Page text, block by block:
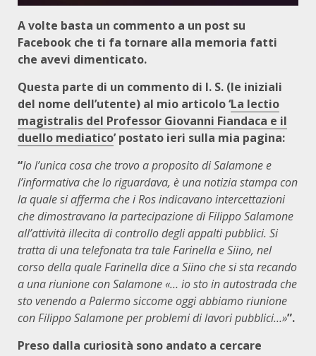
A volte basta un commento a un post su
Facebook che ti fa tornare alla memoria fatti
che avevi dimenticato.
Questa parte di un commento di I. S. (le iniziali
del nome dell’utente) al mio articolo ‘La lectio
magistralis del Professor Giovanni Fiandaca e il
duello mediatico’ postato ieri sulla mia pagina:
“Io l’unica cosa che trovo a proposito di Salamone e
l’informativa che lo riguardava, è una notizia stampa con
la quale si afferma che i Ros indicavano intercettazioni
che dimostravano la partecipazione di Filippo Salamone
all’attività illecita di controllo degli appalti pubblici. Si
tratta di una telefonata tra tale Farinella e Siino, nel
corso della quale Farinella dice a Siino che si sta recando
a una riunione con Salamone «… io sto in autostrada che
sto venendo a Palermo siccome oggi abbiamo riunione
con Filippo Salamone per problemi di lavori pubblici…»”.
Preso dalla curiosità sono andato a cercare